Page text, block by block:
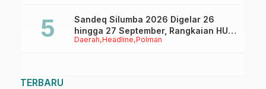
Daerah Headline Polman
Sandeq Silumba 2026 Digelar 26
hingga 27 September, Rangkaian HUT
Sulbar
TERBARU